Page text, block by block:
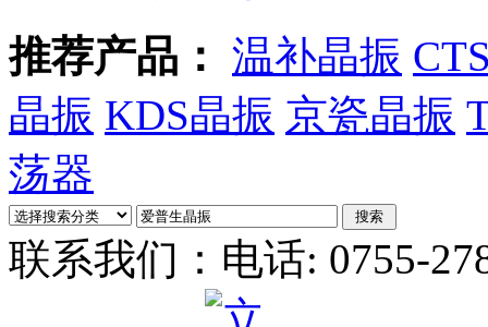
推荐产品： 温补晶振
晶振 KDS晶振 京瓷晶振
荡器
联系我们： 电话: 0755-